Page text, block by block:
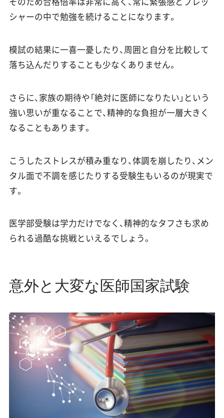
シャーの中で勉強を続けることになります。
模試の結果に一喜一憂したり、周囲と自分を比較して
落ち込んだりすることも少なくありません。
さらに、家族の期待や「絶対に医師になりたい」という
強い思いが重なることで、精神的な負担が一層大きく
なることもあります。
こうしたストレスが積み重なり、体調を崩したり、メン
タル面で不調を感じたりする受験生もいるのが現実で
す。
医学部受験は学力だけでなく、精神的なタフさも求め
られる過酷な挑戦といえるでしょう。
意外と大変な医師国家試験